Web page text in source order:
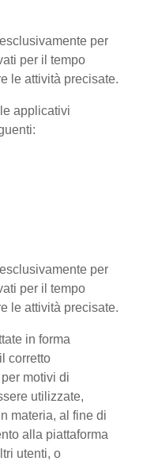
per
per il tempo
le attività precisate.
applicativi
per
per il tempo
le attività precisate.
in forma
corretto
motivi di
utilizzate,
materia, al fine di
alla piattaforma
utenti, o